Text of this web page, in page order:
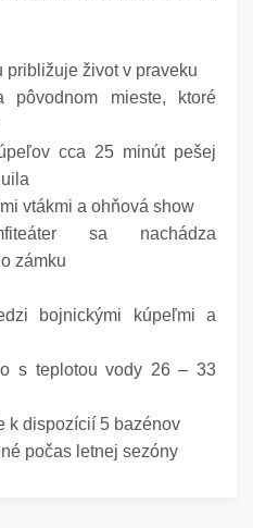
približuje život v praveku
mieste, ktoré
cca 25 minút pešej
vtákmi a ohňová show
sa nachádza
zámku
bojnickými kúpeľmi a
s teplotou vody 26 – 33
k dispozícií 5 bazénov
počas letnej sezóny